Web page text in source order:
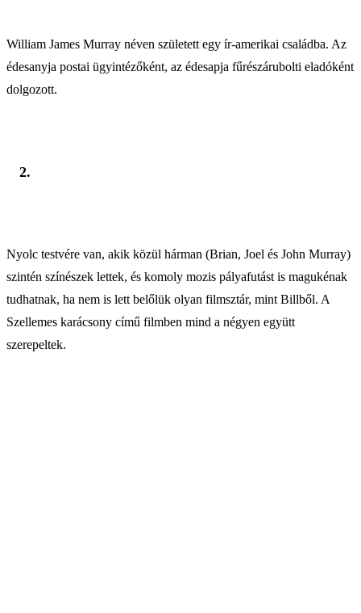
William James Murray néven született egy ír-amerikai családba. Az
édesanyja postai ügyintézőként, az édesapja fűrészárubolti eladóként
dolgozott.
2.
Nyolc testvére van, akik közül hárman (Brian, Joel és John Murray)
szintén színészek lettek, és komoly mozis pályafutást is magukénak
tudhatnak, ha nem is lett belőlük olyan filmsztár, mint Billből. A
Szellemes karácsony című filmben mind a négyen együtt
szerepeltek.